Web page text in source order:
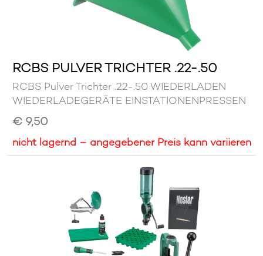
RCBS PULVER TRICHTER .22-.50
RCBS Pulver Trichter .22-.50 WIEDERLADEN
WIEDERLADEGERÄTE EINSTATIONENPRESSEN
€ 9,50
nicht lagernd – angegebener Preis kann variieren